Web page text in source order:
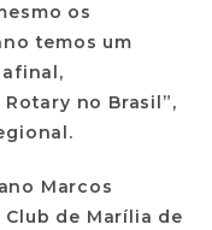
os
temos um
no Brasil”,
Marcos
de Marília de